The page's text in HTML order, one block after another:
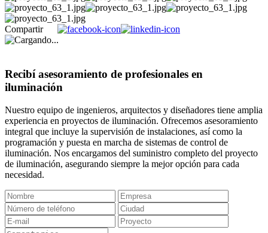
Compartir
Recibí asesoramiento de profesionales en
iluminación
Nuestro equipo de ingenieros, arquitectos y diseñadores tiene amplia
experiencia en proyectos de iluminación. Ofrecemos asesoramiento
integral que incluye la supervisión de instalaciones, así como la
programación y puesta en marcha de sistemas de control de
iluminación. Nos encargamos del suministro completo del proyecto
de iluminación, asegurando siempre la mejor opción para cada
necesidad.